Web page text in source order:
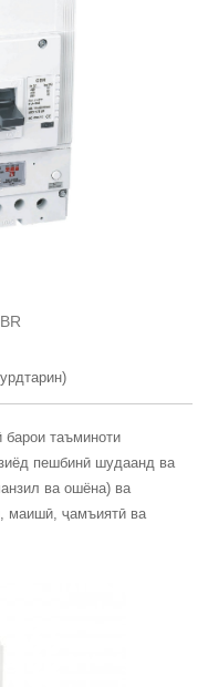
таъминоти
пешбинӣ шудаанд ва
ва ошёна) ва
маишӣ, ҷамъиятӣ ва